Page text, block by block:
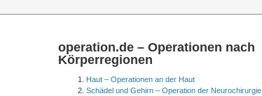
operation.de – Operationen nach
Körperregionen
Haut – Operationen an der Haut
Schädel und Gehirn – Operation der Neurochirurgie